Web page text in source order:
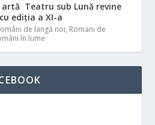
artă Teatru sub Lună revine
ediția a XI-a
de langă noi, Romani de
în lume